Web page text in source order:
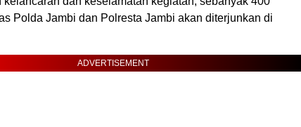
Polda Jambi dan Polresta Jambi akan diterjunkan di
ADVERTISEMENT